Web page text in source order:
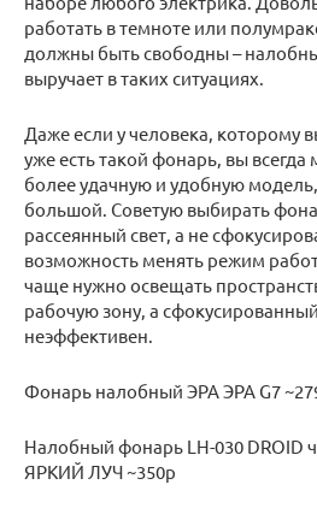
работать в темноте или
должны быть свободны –
выручает в таких ситуациях.
Даже если у человека, которому
уже есть такой фонарь, вы
более удачную и удобную
большой. Советую выбирать
рассеянный свет, а не
возможность менять режим
чаще нужно освещать
рабочую зону, а
неэффективен.
Фонарь налобный ЭРА ЭРА G7
Налобный фонарь LH-030 DROID
ЯРКИЙ ЛУЧ ~350р